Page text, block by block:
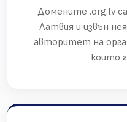
Домените .org.lv
Латвия и извън
авторитет на
които